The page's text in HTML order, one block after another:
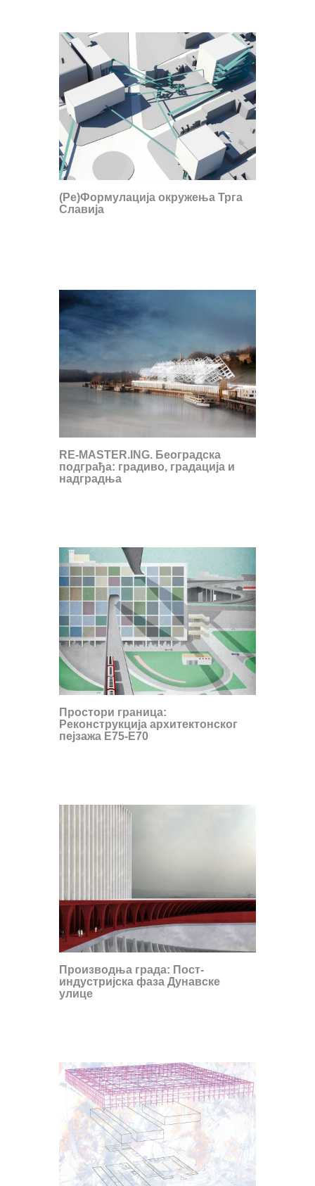
(Ре)Формулација oкружења Трга
Славија
RE-MASTER.ING. Београдска
подграђа: градиво, градација и
надградња
Простори граница:
Реконструкција архитектонског
пејзажа E75-E70
Производња града: Пост-
индустријска фаза Дунавске
улице